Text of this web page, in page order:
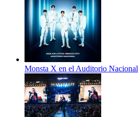
Monsta X en el Auditorio Nacional